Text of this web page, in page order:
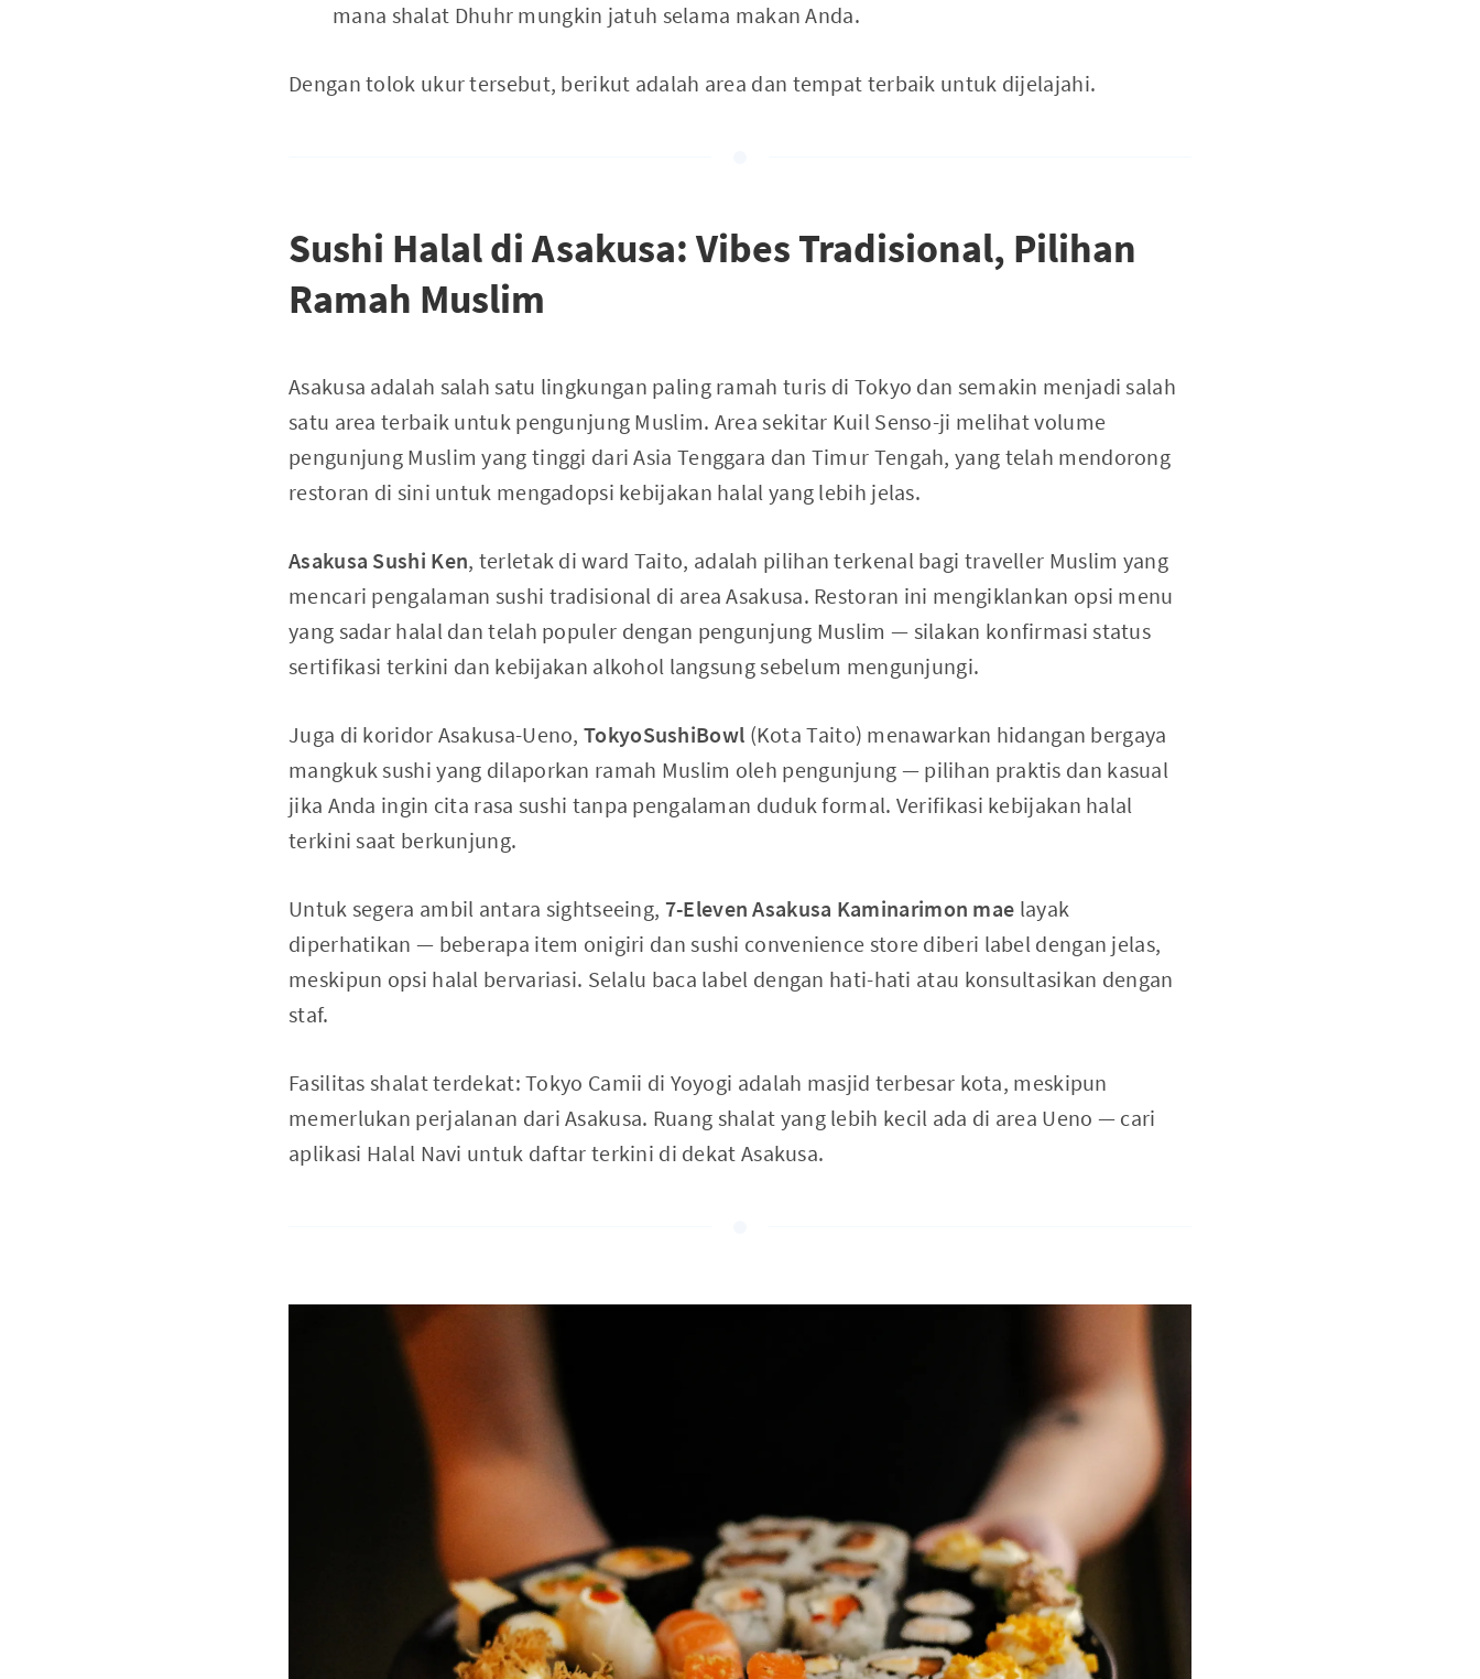
mana shalat Dhuhr mungkin jatuh selama makan Anda.
Dengan tolok ukur tersebut, berikut adalah area dan tempat terbaik untuk dijelajahi.
Sushi Halal di Asakusa: Vibes Tradisional, Pilihan
Ramah Muslim
Asakusa adalah salah satu lingkungan paling ramah turis di Tokyo dan semakin menjadi salah
satu area terbaik untuk pengunjung Muslim. Area sekitar Kuil Senso-ji melihat volume
pengunjung Muslim yang tinggi dari Asia Tenggara dan Timur Tengah, yang telah mendorong
restoran di sini untuk mengadopsi kebijakan halal yang lebih jelas.
Asakusa Sushi Ken, terletak di ward Taito, adalah pilihan terkenal bagi traveller Muslim yang
mencari pengalaman sushi tradisional di area Asakusa. Restoran ini mengiklankan opsi menu
yang sadar halal dan telah populer dengan pengunjung Muslim — silakan konfirmasi status
sertifikasi terkini dan kebijakan alkohol langsung sebelum mengunjungi.
Juga di koridor Asakusa-Ueno, TokyoSushiBowl (Kota Taito) menawarkan hidangan bergaya
mangkuk sushi yang dilaporkan ramah Muslim oleh pengunjung — pilihan praktis dan kasual
jika Anda ingin cita rasa sushi tanpa pengalaman duduk formal. Verifikasi kebijakan halal
terkini saat berkunjung.
Untuk segera ambil antara sightseeing, 7-Eleven Asakusa Kaminarimon mae layak
diperhatikan — beberapa item onigiri dan sushi convenience store diberi label dengan jelas,
meskipun opsi halal bervariasi. Selalu baca label dengan hati-hati atau konsultasikan dengan
staf.
Fasilitas shalat terdekat: Tokyo Camii di Yoyogi adalah masjid terbesar kota, meskipun
memerlukan perjalanan dari Asakusa. Ruang shalat yang lebih kecil ada di area Ueno — cari
aplikasi Halal Navi untuk daftar terkini di dekat Asakusa.